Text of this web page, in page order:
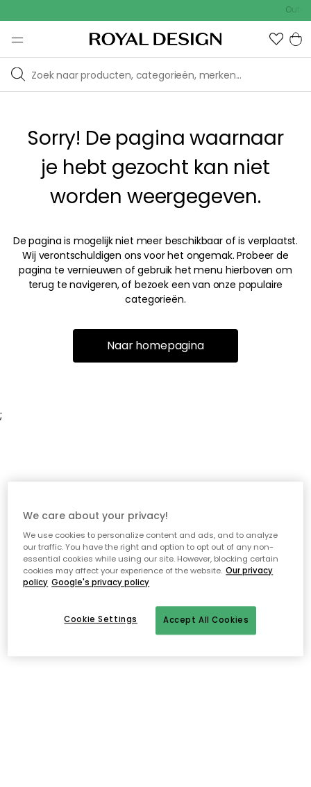
Sorry! De pagina waarnaar
je hebt gezocht kan niet
worden weergegeven.
De pagina is mogelijk niet meer beschikbaar of is verplaatst.
Wij verontschuldigen ons voor het ongemak. Probeer de
pagina te vernieuwen of gebruik het menu hierboven om
terug te navigeren, of bezoek een van onze populaire
categorieën.
Naar homepagina
;
We care about your privacy!
We use cookies to personalize content and ads, and to analyze
our traffic. You have the right and option to opt out of any non-
essential cookies while using our site. However, blocking certain
cookies may affect your experience of the website. Our privacy
policy Google's privacy policy
Accept All Cookies
Cookie Settings